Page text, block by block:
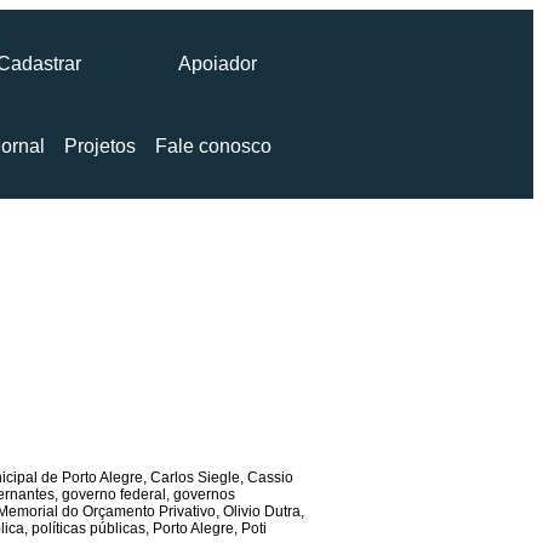
Apoiador
Projetos Fale conosco
de Porto Alegre, Carlos Siegle, Cassio
, governo federal , governos
Memorial do Orçamento Privativo, Olivio Dutra,
, políticas públicas, Porto Alegre, Poti